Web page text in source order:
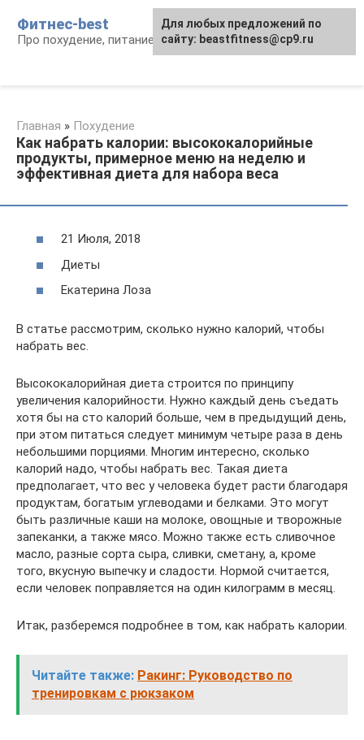
контенту
Фитнес-best
Про похудение, питание и фитнес
Главная » Похудение
Как набрать калории: высококалорийные
продукты, примерное меню на неделю и
эффективная диета для набора веса
21 Июля, 2018
Диеты
Екатерина Лоза
В статье рассмотрим, сколько нужно калорий, чтобы
набрать вес.
Высококалорийная диета строится по принципу
увеличения калорийности. Нужно каждый день съедать
хотя бы на сто калорий больше, чем в предыдущий день,
при этом питаться следует минимум четыре раза в день
небольшими порциями. Многим интересно, сколько
калорий надо, чтобы набрать вес. Такая диета
предполагает, что вес у человека будет расти благодаря
продуктам, богатым углеводами и белками. Это могут
быть различные каши на молоке, овощные и творожные
запеканки, а также мясо. Можно также есть сливочное
масло, разные сорта сыра, сливки, сметану, а, кроме
того, вкусную выпечку и сладости. Нормой считается,
если человек поправляется на один килограмм в месяц.
Итак, разберемся подробнее в том, как набрать калории.
Читайте также: Ракинг: Руководство по
тренировкам с рюкзаком
Для любых предложений по
сайту: beastfitness@cp9.ru